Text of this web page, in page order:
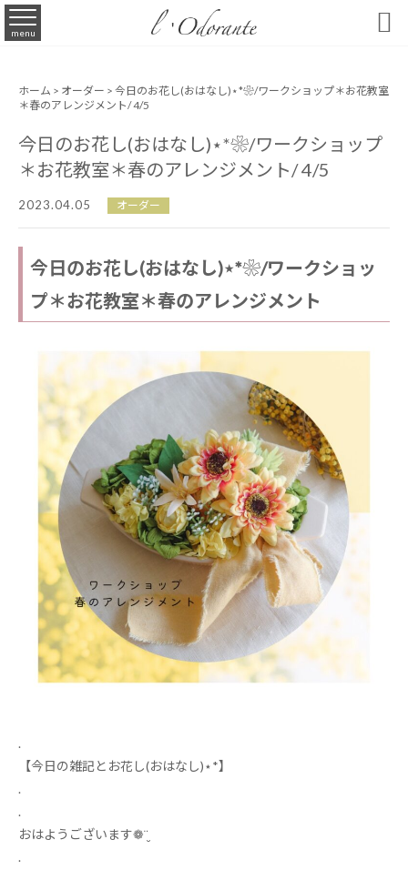
menu 
ホーム > オーダー > 今日のお花し(おはなし)⋆*❀/ワークショップ＊お花教室
＊春のアレンジメント/ 4/5
今日のお花し(おはなし)⋆*❀/ワークショップ
＊お花教室＊春のアレンジメント/ 4/5
2023.04.05 オーダー
今日のお花し(おはなし)⋆*❀/ワークショッ
プ＊お花教室＊春のアレンジメント
.
【今日の雑記とお花し(おはなし)⋆*】
.
.
おはようございます❁¨̮
.